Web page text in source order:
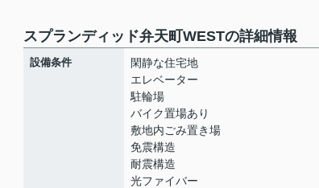
スプランディッド弁天町WESTの詳細情報
設備条件
閑静な住宅地
エレベーター
駐輪場
バイク置場あり
敷地内ごみ置き場
免震構造
耐震構造
光ファイバー